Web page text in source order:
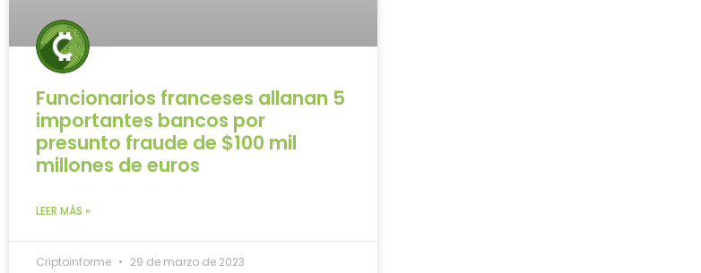
Funcionarios franceses allanan 5
importantes bancos por
presunto fraude de $100 mil
millones de euros
LEER MÁS »
Criptoinforme 29 de marzo de 2023